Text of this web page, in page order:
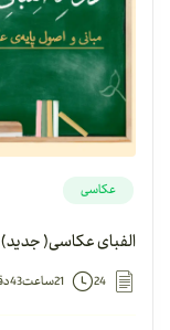
عکاسی
الفبای عکاسی( جدید)
24 21ساعت43دقیقه